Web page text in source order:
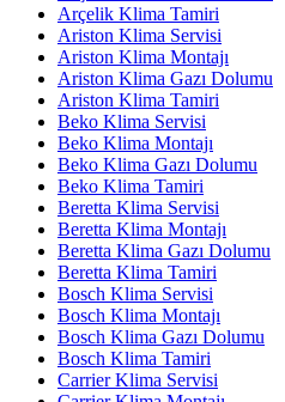
Arçelik Klima Tamiri
Ariston Klima Servisi
Ariston Klima Montajı
Ariston Klima Gazı Dolumu
Ariston Klima Tamiri
Beko Klima Servisi
Beko Klima Montajı
Beko Klima Gazı Dolumu
Beko Klima Tamiri
Beretta Klima Servisi
Beretta Klima Montajı
Beretta Klima Gazı Dolumu
Beretta Klima Tamiri
Bosch Klima Servisi
Bosch Klima Montajı
Bosch Klima Gazı Dolumu
Bosch Klima Tamiri
Carrier Klima Servisi